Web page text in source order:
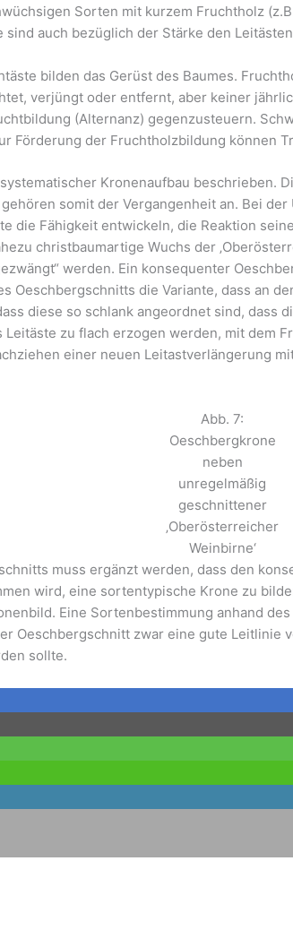
Sorten mit kurzem Fruchtholz
sind auch bezüglich der Stärke den
bilden das Gerüst des Baumes.
verjüngt oder entfernt, aber keiner
(Alternanz) gegenzusteuern.
Förderung der Fruchtholzbildung können
Kronenaufbau beschrieben.
somit der Vergangenheit an. Bei
die Fähigkeit entwickeln, die Reaktion
christbaumartige Wuchs der
werden. Ein konsequenter
Oeschbergschnitts die Variante, dass an
diese so schlank angeordnet sind, dass
zu flach erzogen werden, mit dem
einer neuen Leitastverlängerung
Abb. 7:
Oeschbergkrone
neben
unregelmäßig
geschnittener
‚Oberösterreicher
Weinbirne‘
muss ergänzt werden, dass den
wird, eine sortentypische Krone zu
Eine Sortenbestimmung anhand
Oeschbergschnitt zwar eine gute Leitlinie
sollte.